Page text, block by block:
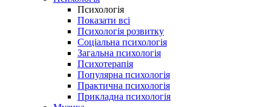
Психологія
Показати всі
Психологія розвитку
Соціальна психологія
Загальна психологія
Психотерапія
Популярна психологія
Практична психологія
Прикладна психологія